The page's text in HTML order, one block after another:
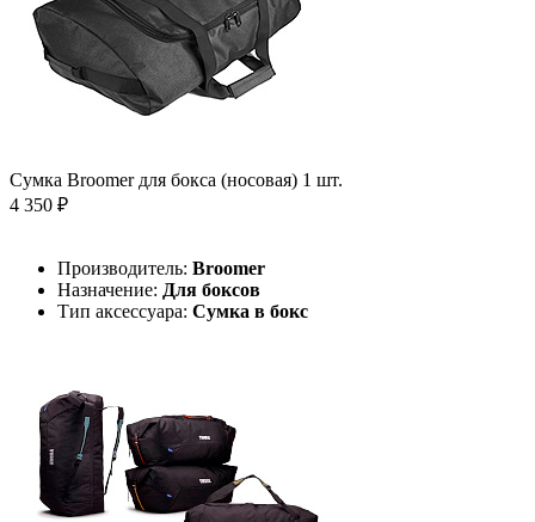
Сумка Broomer для бокса (носовая) 1 шт.
4 350 ₽
Производитель: Broomer
Назначение: Для боксов
Тип аксессуара: Сумка в бокс